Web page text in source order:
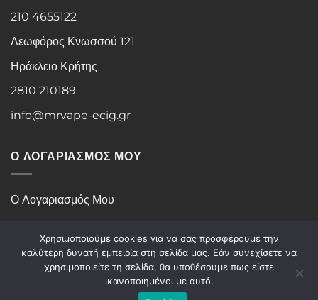
210 4655122
Λεωφόρος Κνωσσού 121
Ηράκλειο Κρήτης
2810 210189
info@mrvape-ecig.gr
Ο ΛΟΓΑΡΙΑΣΜΟΣ ΜΟΥ
Ο Λογαριασμός Μου
Visa PayPal Stripe MasterCard
Χρησιμοποιούμε cookies για να σας προσφέρουμε την
καλύτερη δυνατή εμπειρία στη σελίδα μας. Εάν συνεχίσετε να
χρησιμοποιείτε τη σελίδα, θα υποθέσουμε πως είστε
ικανοποιημένοι με αυτό.